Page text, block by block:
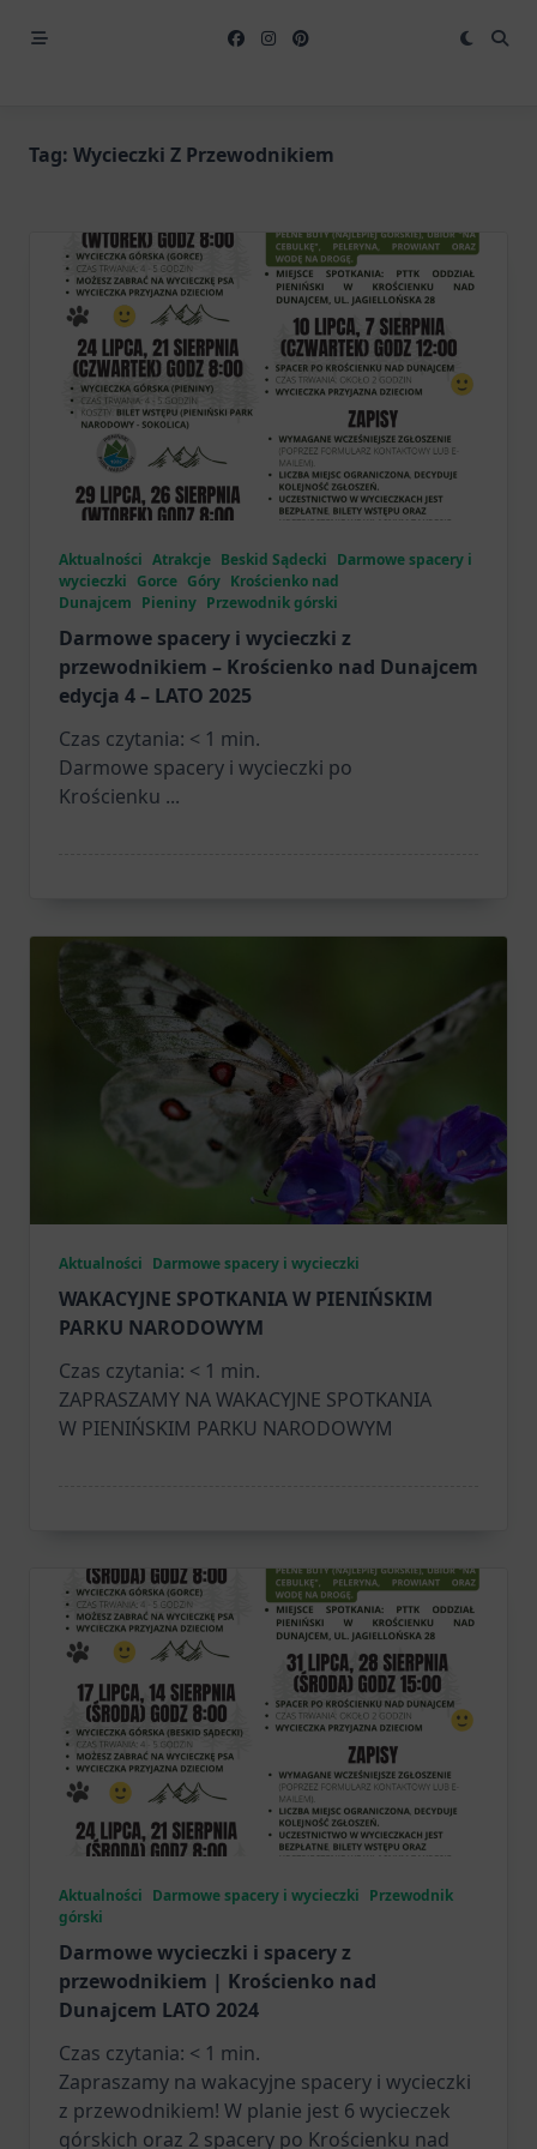
Tag: Wycieczki Z Przewodnikiem
Aktualności Atrakcje Beskid Sądecki Darmowe spacery i
wycieczki Gorce Góry Krościenko nad
Dunajcem Pieniny Przewodnik górski
Darmowe spacery i wycieczki z
przewodnikiem – Krościenko nad Dunajcem
edycja 4 – LATO 2025
Czas czytania: < 1 min.
Darmowe spacery i wycieczki po
Krościenku ...
Aktualności Darmowe spacery i wycieczki
WAKACYJNE SPOTKANIA W PIENIŃSKIM
PARKU NARODOWYM
Czas czytania: < 1 min.
ZAPRASZAMY NA WAKACYJNE SPOTKANIA
W PIENIŃSKIM PARKU NARODOWYM
Aktualności Darmowe spacery i wycieczki Przewodnik
górski
Darmowe wycieczki i spacery z
przewodnikiem | Krościenko nad
Dunajcem LATO 2024
Czas czytania: < 1 min.
Zapraszamy na wakacyjne spacery i wycieczki
z przewodnikiem! W planie jest 6 wycieczek
górskich oraz 2 spacery po Krościenku nad